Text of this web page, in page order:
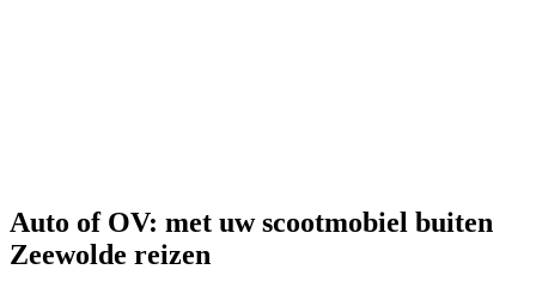
Auto of OV: met uw scootmobiel buiten
Zeewolde reizen